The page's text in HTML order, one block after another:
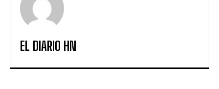
EL DIARIO HN